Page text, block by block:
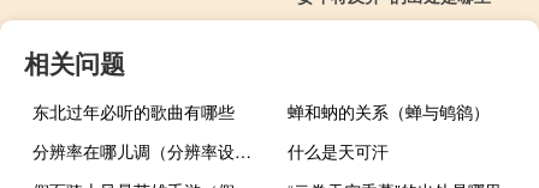
相关问题
东北过年必听的歌曲有哪些
蝉和蚋的关系（蝉与鸲鹆）
分辨率在哪儿调（分辨率设置）
什么是天可汗